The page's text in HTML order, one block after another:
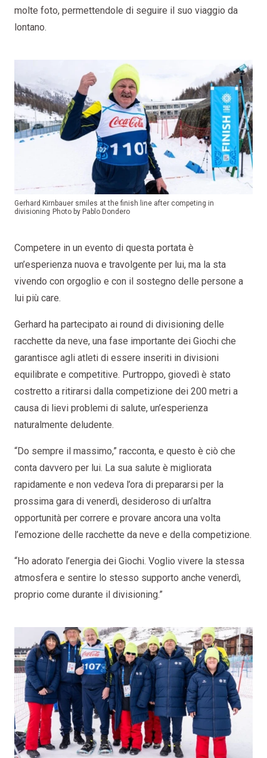
molte foto, permettendole di seguire il suo viaggio da
lontano.
Gerhard Kirnbauer smiles at the finish line after competing in
divisioning Photo by Pablo Dondero
Competere in un evento di questa portata è
un’esperienza nuova e travolgente per lui, ma la sta
vivendo con orgoglio e con il sostegno delle persone a
lui più care.
Gerhard ha partecipato ai round di divisioning delle
racchette da neve, una fase importante dei Giochi che
garantisce agli atleti di essere inseriti in divisioni
equilibrate e competitive. Purtroppo, giovedì è stato
costretto a ritirarsi dalla competizione dei 200 metri a
causa di lievi problemi di salute, un’esperienza
naturalmente deludente.
“Do sempre il massimo,” racconta, e questo è ciò che
conta davvero per lui. La sua salute è migliorata
rapidamente e non vedeva l’ora di prepararsi per la
prossima gara di venerdì, desideroso di un’altra
opportunità per correre e provare ancora una volta
l’emozione delle racchette da neve e della competizione.
“Ho adorato l’energia dei Giochi. Voglio vivere la stessa
atmosfera e sentire lo stesso supporto anche venerdì,
proprio come durante il divisioning.”